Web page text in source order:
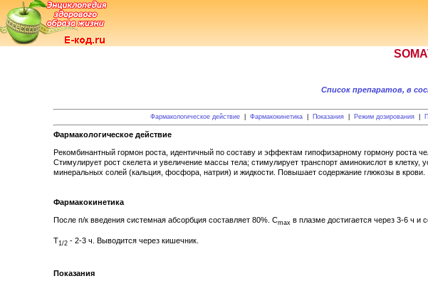
Список препаратов, в
Фармакологическое действие Фармакокинетика Показания Режим дозирования
Фармакологическое действие
Рекомбинантный гормон роста, идентичный по составу и эффектам гипофизарному гормону роста
Стимулирует рост скелета и увеличение массы тела; стимулирует транспорт аминокислот в
минеральных солей (кальция, фосфора, натрия) и жидкости. Повышает содержание глюкозы в крови.
Фармакокинетика
После п/к введения системная абсорбция составляет 80%. Cmax в плазме достигается через 3-6 ч и
T1/2 - 2-3 ч. Выводится через кишечник.
Показания